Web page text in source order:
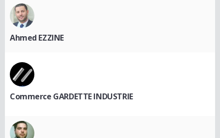
Ahmed EZZINE
Commerce GARDETTE INDUSTRIE